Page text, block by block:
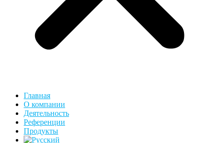
Главная
О компании
Деятельность
Референции
Продукты